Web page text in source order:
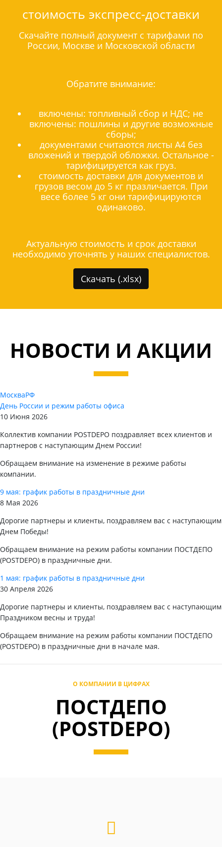
стоимость экспресс-доставки
Скачайте полный документ с тарифами по
России, Москве и Московской области
Обратите внимание:
включены: топливный сбор и НДС; не
включены: пошлины и другие возможные
сборы;
документами считаются листы А4 без
вложений и твердой обложки. Остальное -
тарифицируется как груз.
стоимость доставки для документов и
грузов весом до 5 кг празличается. При
весе более 5 кг они тарифицируются
одинаково.
Актуальную стоимость и срок доставки
необходимо уточнять у наших специалистов.
Скачать (.xlsx)
НОВОСТИ И АКЦИИ
МоскваРФ
День России и режим работы офиса
10 Июня 2026
Коллектив компании POSTDEPO поздравляет всех клиентов и
партнеров с наступающим Днем России!
Обращаем внимание на изменение в режиме работы
компании.
9 мая: график работы в праздничные дни
8 Мая 2026
Дорогие партнеры и клиенты, поздравляем вас с наступающим
Днем Победы!
Обращаем внимание на режим работы компании ПОСТДЕПО
(POSTDEPO) в праздничные дни.
1 мая: график работы в праздничные дни
30 Апреля 2026
Дорогие партнеры и клиенты, поздравляем вас с наступающим
Праздником весны и труда!
Обращаем внимание на режим работы компании ПОСТДЕПО
(POSTDEPO) в праздничные дни в начале мая.
О КОМПАНИИ В ЦИФРАХ
ПОСТДЕПО
(POSTDEPO)